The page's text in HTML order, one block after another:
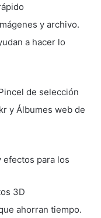
y archivo.
a hacer lo
de selección
y Álbumes web de
efectos para los
3D
ahorran tiempo.